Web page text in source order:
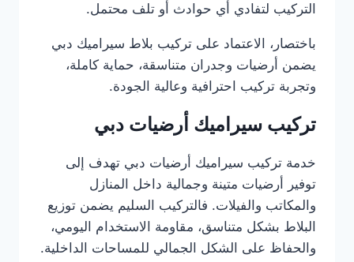
التركيب لتفادي أي حوادث أو تلف محتمل.
باختصار، الاعتماد على تركيب بلاط سيراميك دبي
يضمن أرضيات وجدران متناسقة، حماية كاملة،
وتجربة تركيب احترافية وعالية الجودة.
تركيب سيراميك أرضيات دبي
خدمة تركيب سيراميك أرضيات دبي تهدف إلى
توفير أرضيات متينة وجمالية داخل المنازل
والمكاتب والفيلات. فالتركيب السليم يضمن توزيع
البلاط بشكل متناسق، مقاومة الاستخدام اليومي،
والحفاظ على الشكل الجمالي للمساحات الداخلية.